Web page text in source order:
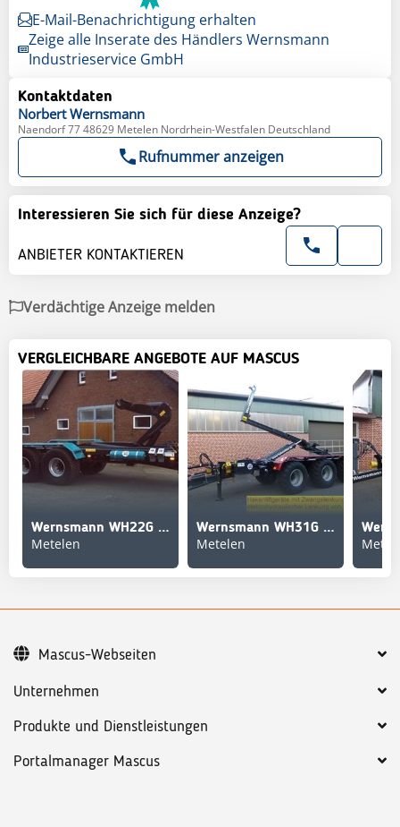
E-Mail-Benachrichtigung erhalten
Zeige alle Inserate des Händlers Wernsmann
Industrieservice GmbH
Kontaktdaten
Norbert Wernsmann
Naendorf 77 48629 Metelen Nordrhein-Westfalen Deutschland
Rufnummer anzeigen
Interessieren Sie sich für diese Anzeige?
ANBIETER KONTAKTIEREN
Verdächtige Anzeige melden
VERGLEICHBARE ANGEBOTE AUF MASCUS
Wernsmann WH22G mit Meillerhakenlift
Metelen
Wernsmann WH31G mit Zwangsgelenkten Achsen mit Meillerhakenl
Metelen
Unternehmen
Produkte und Dienstleistungen
Portalmanager Mascus
Mascus-Webseiten